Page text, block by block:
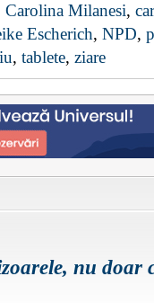
Carolina Milanesi,
Escherich, NPD,
, tablete, ziare
nu doar